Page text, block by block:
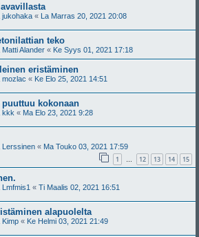
jukohaka « La Marras 20, 2021 20:08
teko
Matti Alander « Ke Syys 01, 2021 17:18
eristäminen
mozlac « Ke Elo 25, 2021 14:51
kokonaan
kkk « Ma Elo 23, 2021 9:28
Lerssinen « Ma Touko 03, 2021 17:59
1 … 12 13 14 15
Lmfmis1 « Ti Maalis 02, 2021 16:51
alapuolelta
Kimp « Ke Helmi 03, 2021 21:49